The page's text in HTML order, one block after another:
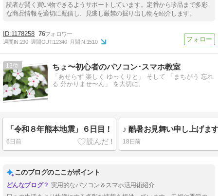
読者が賢く買い物できるようサポートしています。定番から珍品まで多彩
な商品情報を適切に配信し、見逃し厳禁の掘り出し物を紹介します。
1178258 76
週間IN:290 週間OUT:12340 月間IN:1510
13 ちょ〜初心者のパソコン･スマホ教室
「あせらず 楽しく ゆっくりと」 そして 「まちがう 忘れ
る 分かりませ〜ん」 を大切に。
「令和８年熊本地震」６日目！
6日前 18日前
このブログのここがポイント
実用的なパソコン＆スマホ活用術紹介